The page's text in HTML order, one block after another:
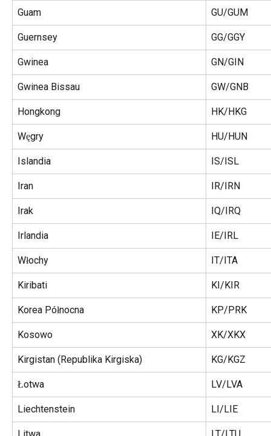
Guam GU/GUM
Guernsey GG/GGY
Gwinea GN/GIN
Gwinea Bissau GW/GNB
Hongkong HK/HKG
Węgry HU/HUN
Islandia IS/ISL
Iran IR/IRN
Irak IQ/IRQ
Irlandia IE/IRL
Włochy IT/ITA
Kiribati KI/KIR
Korea Północna KP/PRK
Kosowo XK/XKX
Kirgistan (Republika Kirgiska) KG/KGZ
Łotwa LV/LVA
Liechtenstein LI/LIE